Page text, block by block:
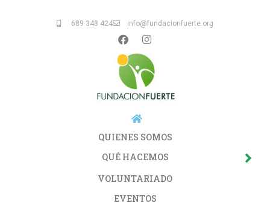
689 348 424 info@fundacionfuerte.org
QUIENES SOMOS
QUÉ HACEMOS
VOLUNTARIADO
EVENTOS